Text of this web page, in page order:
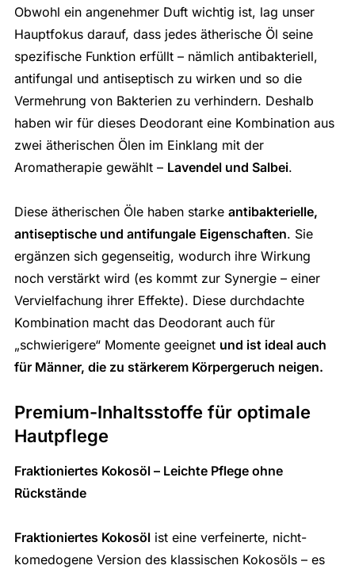
Obwohl ein angenehmer Duft wichtig ist, lag unser
Hauptfokus darauf, dass jedes ätherische Öl seine
spezifische Funktion erfüllt – nämlich antibakteriell,
antifungal und antiseptisch zu wirken und so die
Vermehrung von Bakterien zu verhindern. Deshalb
haben wir für dieses Deodorant eine Kombination aus
zwei ätherischen Ölen im Einklang mit der
Aromatherapie gewählt – Lavendel und Salbei.
Diese ätherischen Öle haben starke antibakterielle,
antiseptische und antifungale Eigenschaften. Sie
ergänzen sich gegenseitig, wodurch ihre Wirkung
noch verstärkt wird (es kommt zur Synergie – einer
Vervielfachung ihrer Effekte). Diese durchdachte
Kombination macht das Deodorant auch für
„schwierigere“ Momente geeignet und ist ideal auch
für Männer, die zu stärkerem Körpergeruch neigen.
Premium-Inhaltsstoffe für optimale
Hautpflege
Fraktioniertes Kokosöl – Leichte Pflege ohne
Rückstände
Fraktioniertes Kokosölist eine verfeinerte, nicht-
komedogene Version des klassischen Kokosöls – es